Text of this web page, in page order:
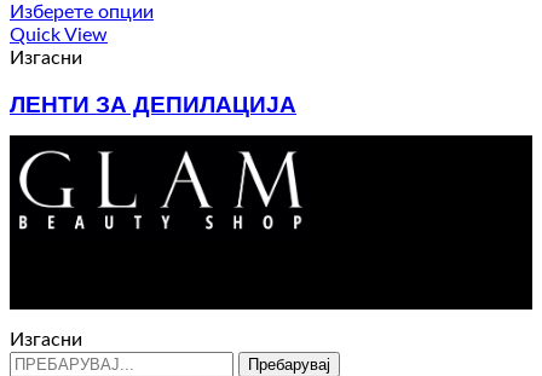
Изберете опции
Quick View
Изгасни
ЛЕНТИ ЗА ДЕПИЛАЦИЈА
170ден 570
Price
range:
170 ден
through
Изгасни
Пребарувај